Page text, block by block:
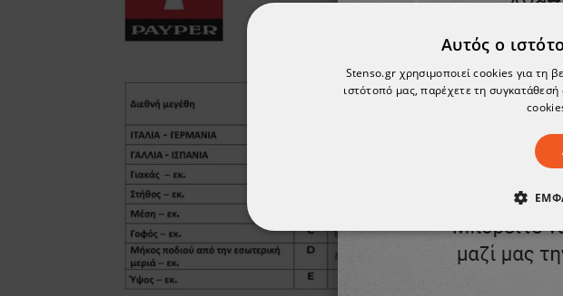
Αυτός ο
Stenso.gr χρησιμοποιεί cookies για τη
ιστότοπό μας, παρέχετε τη
ΑΠΟΛΎΤΩΣ ΑΠΑΡΑΊΤΗΤΑ
ΜΗ ΤΑΞΙΝΟΜΗΜΈΝΑ